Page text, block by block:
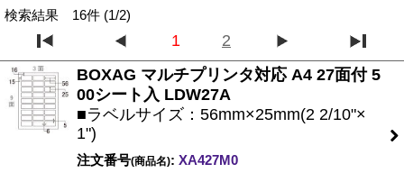
検索結果 16件 (1/2)
1
2
BOXAG マルチプリンタ対応 A4 27面付 5
00シート入 LDW27A
■ラベルサイズ：56mm×25mm(2 2/10"×
1")
注文番号(商品名): XA427M0